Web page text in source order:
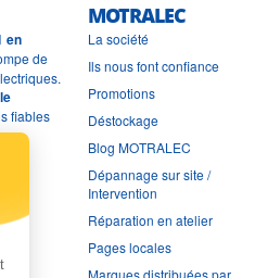
en
de
fiables
MOTRALEC
La société
Ils nous font confiance
Promotions
Déstockage
Blog MOTRALEC
Dépannage sur site /
Intervention
Réparation en atelier
Pages locales